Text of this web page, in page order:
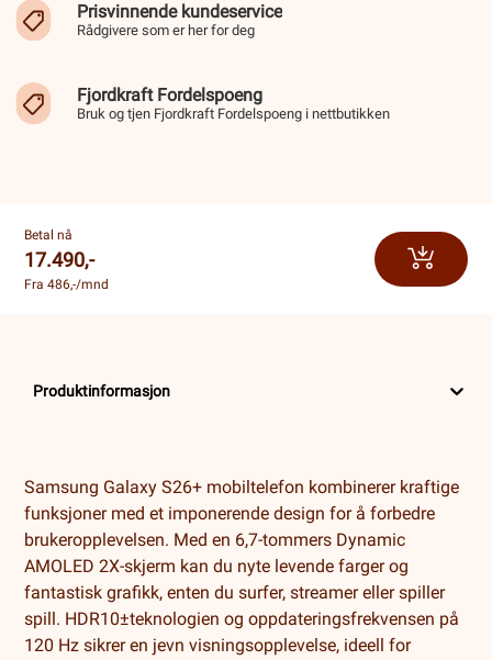
Prisvinnende kundeservice
Rådgivere som er her for deg
Fjordkraft Fordelspoeng
Bruk og tjen Fjordkraft Fordelspoeng i nettbutikken
Betal nå
17.490,-
Fra 486,-/mnd
Produktinformasjon
Samsung Galaxy S26+ mobiltelefon kombinerer kraftige
funksjoner med et imponerende design for å forbedre
brukeropplevelsen. Med en 6,7-tommers Dynamic
AMOLED 2X-skjerm kan du nyte levende farger og
fantastisk grafikk, enten du surfer, streamer eller spiller
spill. HDR10±teknologien og oppdateringsfrekvensen på
120 Hz sikrer en jevn visningsopplevelse, ideell for